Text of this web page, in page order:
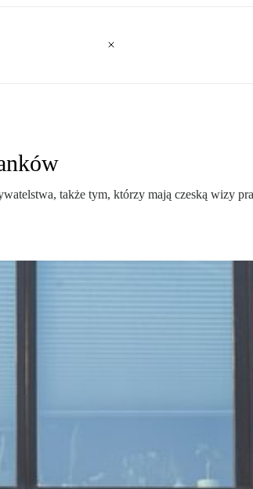
także tym, którzy mają czeską wizy